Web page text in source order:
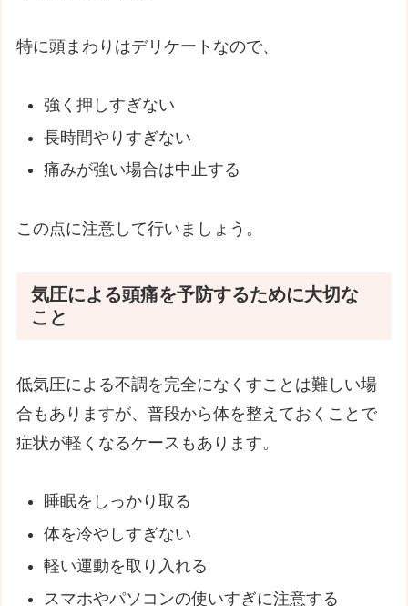
特に頭まわりはデリケートなので、
強く押しすぎない
長時間やりすぎない
痛みが強い場合は中止する
この点に注意して行いましょう。
気圧による頭痛を予防するために大切な
こと
低気圧による不調を完全になくすことは難しい場
合もありますが、普段から体を整えておくことで
症状が軽くなるケースもあります。
睡眠をしっかり取る
体を冷やしすぎない
軽い運動を取り入れる
スマホやパソコンの使いすぎに注意する